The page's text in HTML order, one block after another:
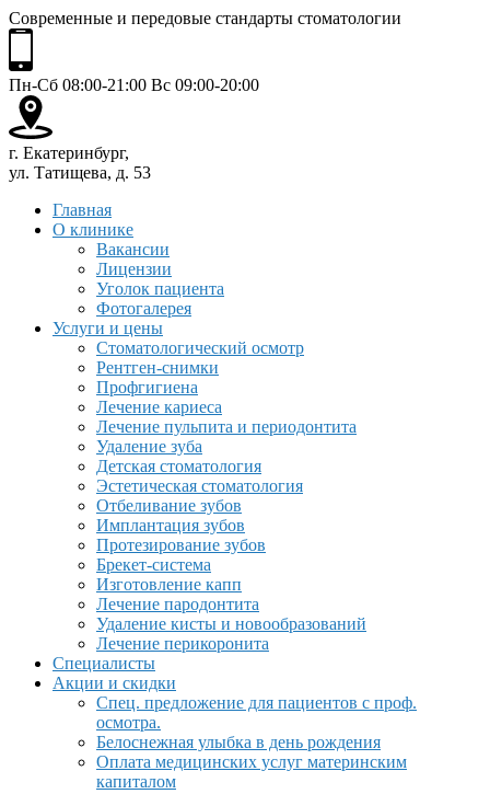
Современные и передовые стандарты стоматологии
Пн-Сб 08:00-21:00 Вс 09:00-20:00
г. Екатеринбург,
ул. Татищева, д. 53
Главная
О клинике
Вакансии
Лицензии
Уголок пациента
Фотогалерея
Услуги и цены
Стоматологический осмотр
Рентген-снимки
Профгигиена
Лечение кариеса
Лечение пульпита и периодонтита
Удаление зуба
Детская стоматология
Эстетическая стоматология
Отбеливание зубов
Имплантация зубов
Протезирование зубов
Брекет-система
Изготовление капп
Лечение пародонтита
Удаление кисты и новообразований
Лечение перикоронита
Специалисты
Акции и скидки
Спец. предложение для пациентов с проф.
осмотра.
Белоснежная улыбка в день рождения
Оплата медицинских услуг материнским
капиталом